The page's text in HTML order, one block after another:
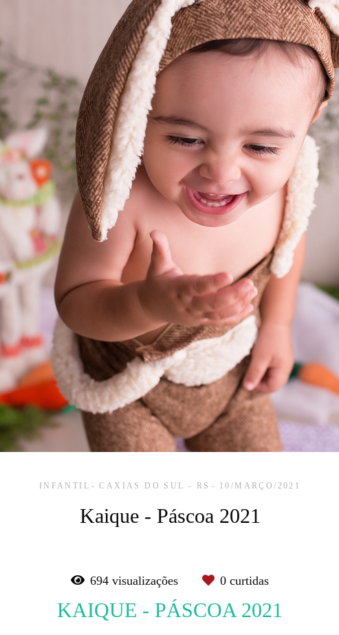
INFANTIL CAXIAS DO SUL - RS 10/MARÇO/2021
Kaique - Páscoa 2021
694 visualizações 0 curtidas
KAIQUE - PÁSCOA 2021